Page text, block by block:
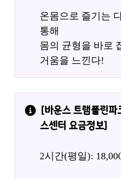
온몸으로 즐기는
통해
몸의 균형을 바로
거움을 느낀다!
[바운스 트램폴린파
스센터 요금정보]
2시간(평일):